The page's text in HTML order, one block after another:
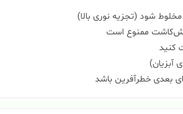
شود (تجزیه نوری بالا)
ممنوع است
کنید
آبزیان)
بعدی خطرآفرین باشد